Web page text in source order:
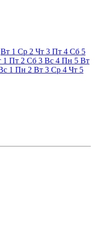
Вт 1 Ср 2 Чт 3 Пт 4 Сб 5
1 Пт 2 Сб 3 Вс 4 Пн 5 Вт
1 Пн 2 Вт 3 Ср 4 Чт 5